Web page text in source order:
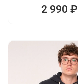
2 990 ₽